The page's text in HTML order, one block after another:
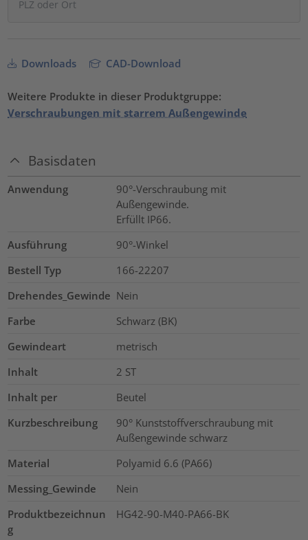
Downloads CAD-Download
Weitere Produkte in dieser Produktgruppe:
Verschraubungen mit starrem Außengewinde
Basisdaten
Anwendung
90°-Verschraubung mit
Außengewinde.
Erfüllt IP66.
Ausführung
90°-Winkel
Bestell Typ
166-22207
Drehendes_Gewinde Nein
Farbe
Schwarz (BK)
Gewindeart
metrisch
Inhalt
2 ST
Inhalt per
Beutel
Kurzbeschreibung
90° Kunststoffverschraubung mit
Außengewinde schwarz
Material
Polyamid 6.6 (PA66)
Messing_Gewinde
Nein
Produktbezeichnun
g
HG42-90-M40-PA66-BK